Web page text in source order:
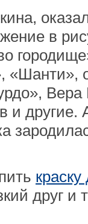
в
«Шанти»,
Вера
и другие.
друг